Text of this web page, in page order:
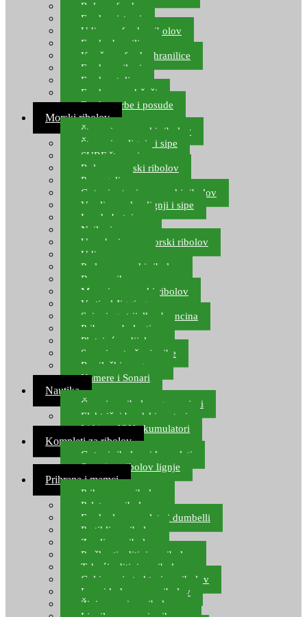
Role za feeder
Feeder sistemi
Udice za feeder ribolov
Feeder hranilice
Kopče za feeder hranilice
Feeder najloni
Feeder stolice
Feeder arm držači
Feeder torbe i posude
Morski ribolov
Štapovi za morski ribolov
Štapovi za lignje i sipe
SURF štapovi
Role za morski ribolov
Parangali
Gotovi setovi za morski ribolov
Varalice za lov lignji i sipe
Lov hobotnice
Najloni za more
Upredenice za morski ribolov
Udice za more
Perle za morski ribolov
Brum prihrana za more
Mamci za morski ribolov
Vertical Jigging
Spinning strijelke, brancina
Pribor za bolentino
Plutajuća odijela
Sonari za traženje ribe
Ronilački program
Kamere i Sonari
Nautika
Čamci za ribolov, gumenjaci
Električni brodski motori
Lithium ION akumulatori
Kompleti za ribolov
Gotovi ribolovni kompleti
Setovi za ribolov lignje
Prihrana i mamci
Prihrana za ribolov
Pelete za ribolov
Feeder lovne pelete i dumbelli
Partikli za ribolov
Zemlja za ribolov
Praškasti aditivi za ribolov
Tekući aditivi za ribolov
Gel i sprej atraktori za ribolov
Lovni kukuruz za ribolov
Živi mamci za ribolov